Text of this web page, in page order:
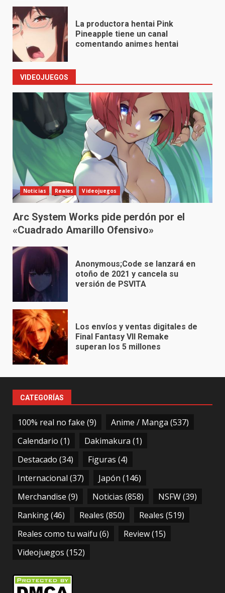
La productora hentai Pink
Pineapple tiene un canal
comentando animes hentai
VIDEOJUEGOS
Noticias Reales Videojuegos
Arc System Works pide perdón por el
«Cuadrado Amarillo Ofensivo»
Anonymous;Code se lanzará en
otoño de 2021 y cancela su
versión de PSVITA
Los envíos y ventas digitales de
Final Fantasy VII Remake
superan los 5 millones
CATEGORÍAS
100% real no fake (9) Anime / Manga (537)
Calendario (1) Dakimakura (1)
Destacado (34) Figuras (4)
Internacional (37) Japón (146)
Merchandise (9) Noticias (858) NSFW(39)
Ranking(46) Reales (850) Reales (519)
Reales como tu waifu (6) Review(15)
Videojuegos (152)